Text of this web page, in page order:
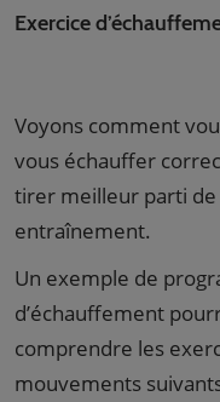
Exercice
Voyons comment
vous échauffer
tirer meilleur parti
entraînement.
Un exemple de
d’échauffement
comprendre les
mouvements